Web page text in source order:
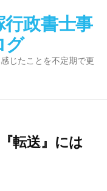
政書士事
グ
じたことを不定期で更
転送』には